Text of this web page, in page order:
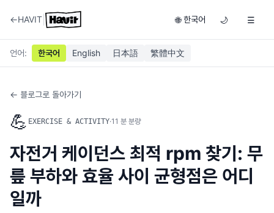
←HAVIT 🌐 한국어 🌙 ☰
언어: 한국어 English 日本語 繁體中文
← 블로그로 돌아가기
💪 EXERCISE & ACTIVITY·11 분 분량
자전거 케이던스 최적 rpm 찾기: 무
릎 부하와 효율 사이 균형점은 어디
일까